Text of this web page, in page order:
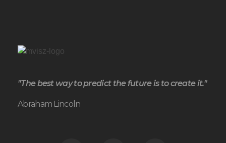
"The best way to predict the future is to create it."
Abraham Lincoln